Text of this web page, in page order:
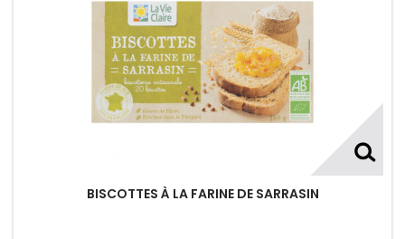
BISCOTTES À LA FARINE DE SARRASIN